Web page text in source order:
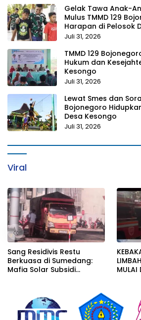
Gelak Tawa Anak-
Mulus TMMD 129
Harapan di Pelosok
Juli 31, 2026
TMMD 129
Hukum dan
Kesongo
Juli 31, 2026
Lewat Smes dan
Bojonegoro
Desa Kesongo
Juli 31, 2026
Viral
«
Sang Residivis Restu
Berkuasa di Sumedang:
Mafia Solar Subsidi
Bungkam
MULAI
IZIN